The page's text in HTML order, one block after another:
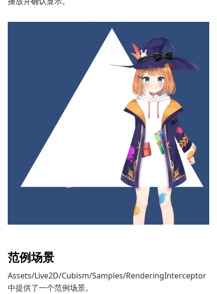
范例场景
Assets/Live2D/Cubism/Samples/RenderingInterceptor
中提供了一个范例场景。